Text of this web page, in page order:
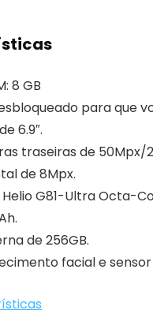
8 GB
para que
6.9″.
traseiras de 50Mpx/
de 8Mpx.
G81-Ultra Octa-
de 256GB.
facial e